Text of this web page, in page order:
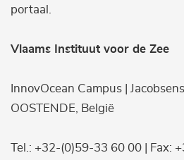
portaal.
Vlaams Instituut voor de Zee
InnovOcean Campus |
OOSTENDE, België
Tel.: +32-(0)59-33 60 00 | Fax: